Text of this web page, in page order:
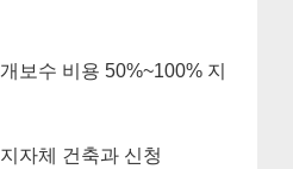
개보수 비용 50%~100% 지
지자체 건축과 신청